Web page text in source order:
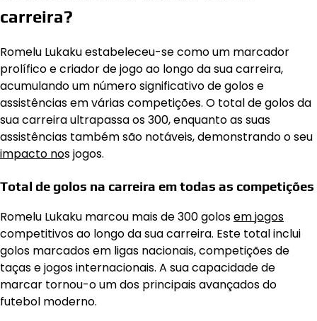
carreira?
Romelu Lukaku estabeleceu-se como um marcador
prolífico e criador de jogo ao longo da sua carreira,
acumulando um número significativo de golos e
assistências em várias competições. O total de golos da
sua carreira ultrapassa os 300, enquanto as suas
assistências também são notáveis, demonstrando o seu
impacto nos jogos.
Total de golos na carreira em todas as competições
Romelu Lukaku marcou mais de 300 golosem jogos
competitivos ao longo da sua carreira. Este total inclui
golos marcados em ligas nacionais, competições de
taças e jogos internacionais. A sua capacidade de
marcar tornou-o um dos principais avançados do
futebol moderno.